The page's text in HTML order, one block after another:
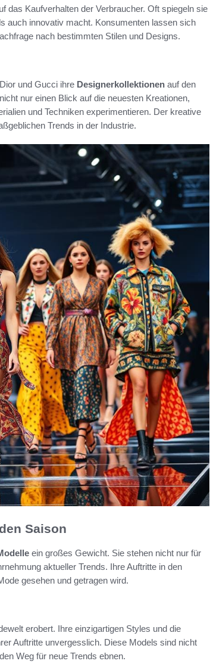
das Kaufverhalten der Verbraucher. Oft spiegeln sie
auch innovativ macht. Konsumenten lassen sich
nach bestimmten Stilen und Designs.
und Gucci ihre Designerkollektionen auf den
nur einen Blick auf die neuesten Kreationen,
und Techniken experimentieren. Der kreative
Trends in der Industrie.
Saison
ein großes Gewicht. Sie stehen nicht nur für
aktueller Trends. Ihre Auftritte in den
gesehen und getragen wird.
erobert. Ihre einzigartigen Styles und die
Auftritte unvergesslich. Diese Models sind nicht
Weg für neue Trends ebnen.